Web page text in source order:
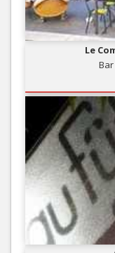
Le